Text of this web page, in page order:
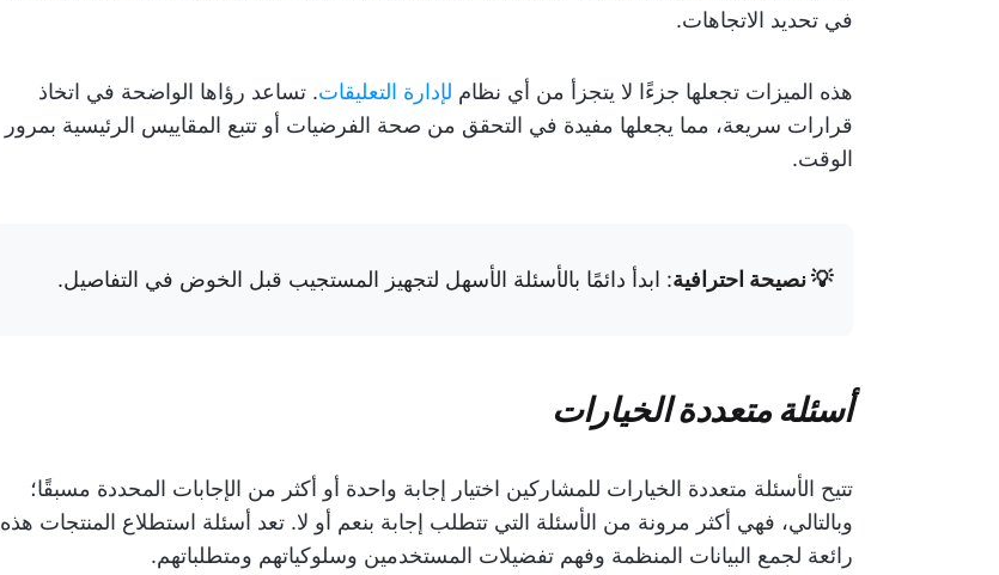
في تحديد الاتجاهات.
هذه الميزات تجعلها جزءًا لا يتجزأ من أي نظام لإدارة التعليقات. تساعد رؤاها الواضحة في اتخاذ
قرارات سريعة، مما يجعلها مفيدة في التحقق من صحة الفرضيات أو تتبع المقاييس الرئيسية بمرور
الوقت.
💡 نصيحة احترافية: ابدأ دائمًا بالأسئلة الأسهل لتجهيز المستجيب قبل الخوض في التفاصيل.
أسئلة متعددة الخيارات
تتيح الأسئلة متعددة الخيارات للمشاركين اختيار إجابة واحدة أو أكثر من الإجابات المحددة مسبقًا؛
وبالتالي، فهي أكثر مرونة من الأسئلة التي تتطلب إجابة بنعم أو لا. تعد أسئلة استطلاع المنتجات هذه
رائعة لجمع البيانات المنظمة وفهم تفضيلات المستخدمين وسلوكياتهم ومتطلباتهم.